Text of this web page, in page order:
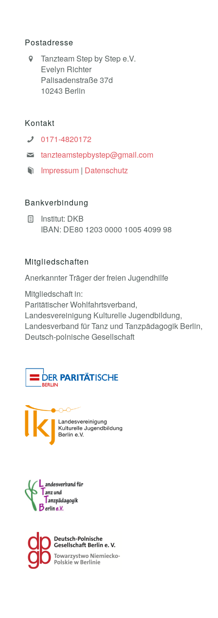
Postadresse
Tanzteam Step by Step e.V.
Evelyn Richter
Palisadenstraße 37d
10243 Berlin
Kontakt
0171-4820172
tanzteamstepbystep@gmail.com
Impressum | Datenschutz
Bankverbindung
Institut: DKB
IBAN: DE80 1203 0000 1005 4099 98
Mitgliedschaften
Anerkannter Träger der freien Jugendhilfe
Mitgliedschaft in:
Paritätischer Wohlfahrtsverband,
Landesvereinigung Kulturelle Jugendbildung,
Landesverband für Tanz und Tanzpädagogik Berlin,
Deutsch-polnische Gesellschaft